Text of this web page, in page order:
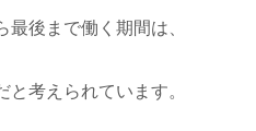
後まで働く期間は、
と考えられています。